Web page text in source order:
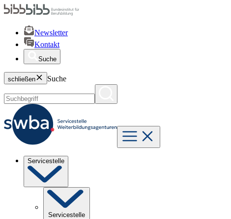
Newsletter
Kontakt
Suche
schließen Suche
Servicestelle
Servicestelle